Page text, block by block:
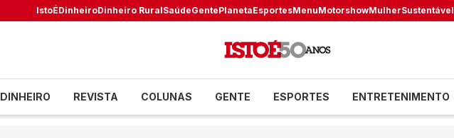
IstoÉDinheiroDinheiro RuralSaúdeGentePlanetaEsportesMenuMotorshowMulherSustentável
DINHEIRO REVISTA COLUNAS GENTE ESPORTES ENTRETENIMENTO